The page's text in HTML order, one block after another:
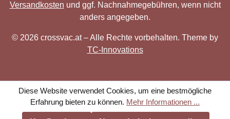
Versandkosten und ggf. Nachnahmegebühren, wenn nicht
anders angegeben.
© 2026 crossvac.at – Alle Rechte vorbehalten. Theme by
TC-Innovations
Diese Website verwendet Cookies, um eine bestmögliche
Erfahrung bieten zu können. Mehr Informationen ...